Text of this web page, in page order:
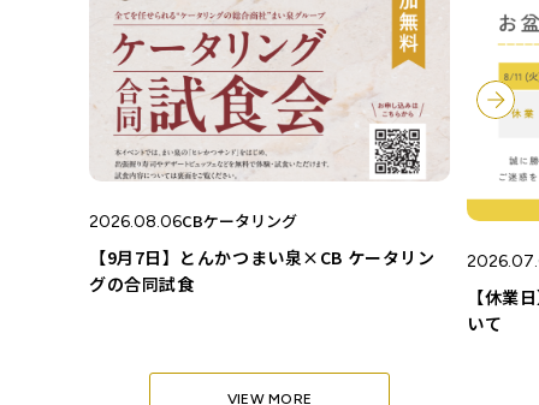
2026.08.06CBケータリング
【9月7日】とんかつまい泉×CB ケータリン
グの合同試食
【休業
いて
VIEW MORE